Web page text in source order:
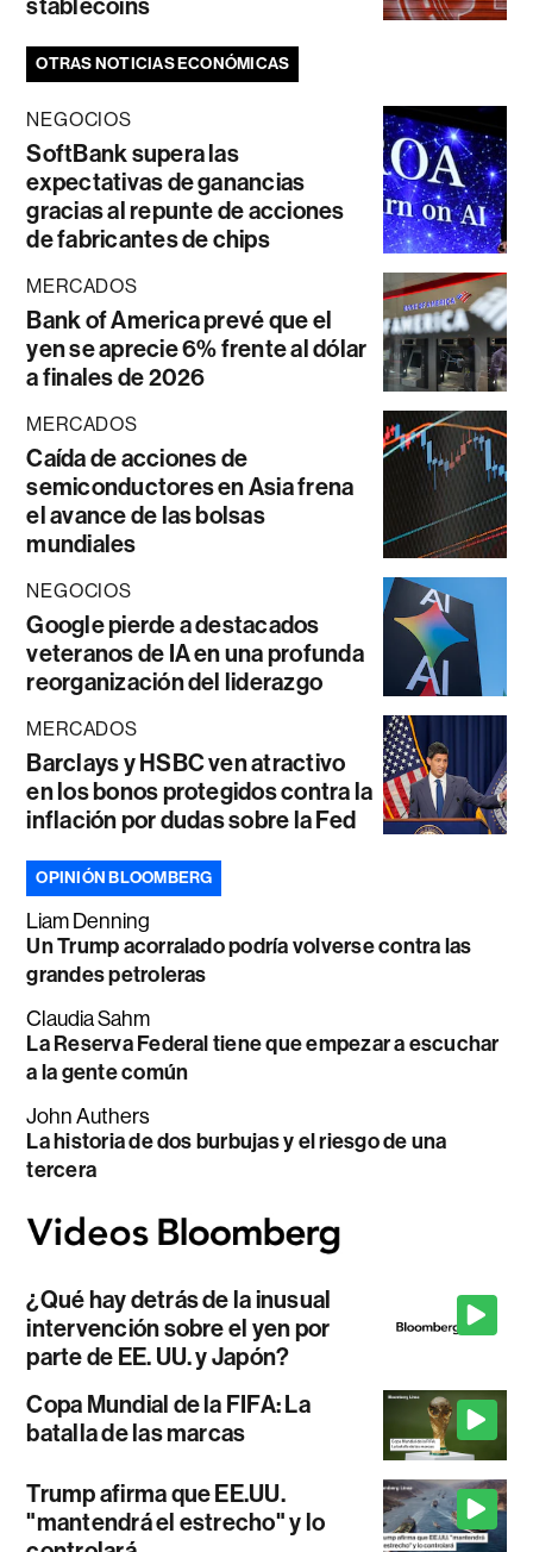
OTRAS NOTICIAS ECONÓMICAS
NEGOCIOS
SoftBank supera las
expectativas de ganancias
gracias al repunte de acciones
de fabricantes de chips
MERCADOS
Bank of America prevé que el
yen se aprecie 6% frente al dólar
a finales de 2026
MERCADOS
Caída de acciones de
semiconductores en Asia frena
el avance de las bolsas
mundiales
NEGOCIOS
Google pierde a destacados
veteranos de IA en una profunda
reorganización del liderazgo
MERCADOS
Barclays y HSBC ven atractivo
en los bonos protegidos contra la
inflación por dudas sobre la Fed
OPINIÓN BLOOMBERG
Liam Denning
Un Trump acorralado podría volverse contra las
grandes petroleras
Claudia Sahm
La Reserva Federal tiene que empezar a escuchar
a la gente común
John Authers
La historia de dos burbujas y el riesgo de una
tercera
¿Qué hay detrás de la inusual
intervención sobre el yen por
parte de EE. UU. y Japón?
Copa Mundial de la FIFA: La
batalla de las marcas
Trump afirma que EE.UU.
"mantendrá el estrecho" y lo